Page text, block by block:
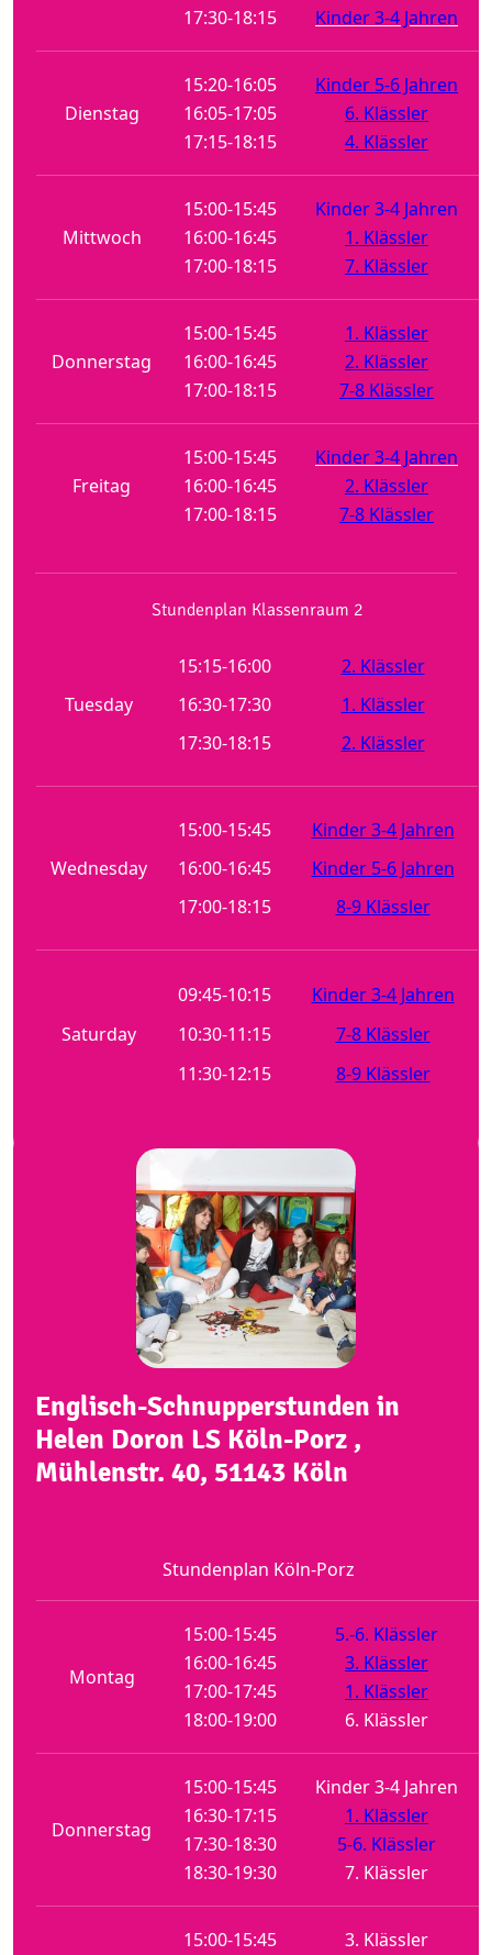
17:30-18:15
Kinder 3-4 Jahren
Dienstag
15:20-16:05
Kinder 5-6 Jahren
16:05-17:05
6. Klässler
17:15-18:15
4. Klässler
Mittwoch
15:00-15:45
Kinder 3-4 Jahren
16:00-16:45
1. Klässler
17:00-18:15
7. Klässler
Donnerstag
15:00-15:45
1. Klässler
16:00-16:45
2. Klässler
17:00-18:15
7-8 Klässler
Freitag
15:00-15:45
Kinder 3-4 Jahren
16:00-16:45
2. Klässler
17:00-18:15
7-8 Klässler
Stundenplan Klassenraum 2
Tuesday
15:15-16:00
2. Klässler
16:30-17:30
1. Klässler
17:30-18:15
2. Klässler
Wednesday
15:00-15:45
Kinder 3-4 Jahren
16:00-16:45
Kinder 5-6 Jahren
17:00-18:15
8-9 Klässler
Saturday
09:45-10:15
Kinder 3-4 Jahren
10:30-11:15
7-8 Klässler
11:30-12:15
8-9 Klässler
Englisch-Schnupperstunden in
Helen Doron LS Köln-Porz ,
Mühlenstr. 40, 51143 Köln
Stundenplan Köln-Porz
Montag
15:00-15:45
5.-6. Klässler
16:00-16:45
3. Klässler
17:00-17:45
1. Klässler
18:00-19:00
6. Klässler
Donnerstag
15:00-15:45
Kinder 3-4 Jahren
16:30-17:15
1. Klässler
17:30-18:30
5-6. Klässler
18:30-19:30
7. Klässler
15:00-15:45
3. Klässler